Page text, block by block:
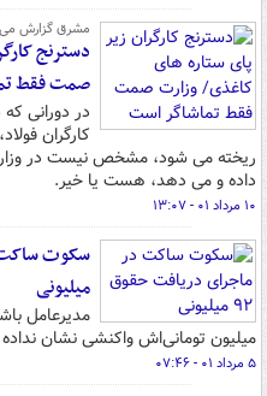
مشرق گزارش
دسترنج
صمت فقط
در دورانی
کارگران
ریخته می شود، مشخص نیست در
داده و می دهد، هست یا خیر.
۱۰ مرداد ۰۱ - ۱۳:۰۷
میلیونی
میلیون تومانی‌اش واکنشی نشان
۵ مرداد ۰۱ - ۰۷:۴۶